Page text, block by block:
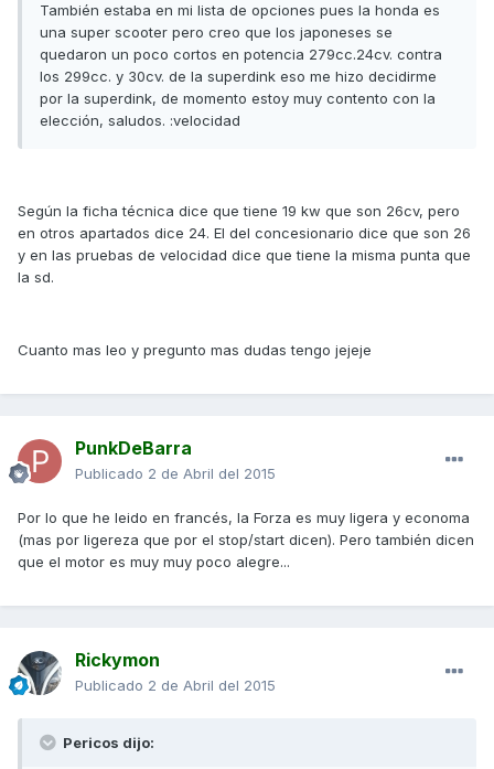
También estaba en mi lista de opciones pues la honda es
una super scooter pero creo que los japoneses se
quedaron un poco cortos en potencia 279cc.24cv. contra
los 299cc. y 30cv. de la superdink eso me hizo decidirme
por la superdink, de momento estoy muy contento con la
elección, saludos. :velocidad
Según la ficha técnica dice que tiene 19 kw que son 26cv, pero
en otros apartados dice 24. El del concesionario dice que son 26
y en las pruebas de velocidad dice que tiene la misma punta que
la sd.
Cuanto mas leo y pregunto mas dudas tengo jejeje
PunkDeBarra
Publicado 2 de Abril del 2015
Por lo que he leido en francés, la Forza es muy ligera y economa
(mas por ligereza que por el stop/start dicen). Pero también dicen
que el motor es muy muy poco alegre...
Rickymon
Publicado 2 de Abril del 2015
Pericos dijo: